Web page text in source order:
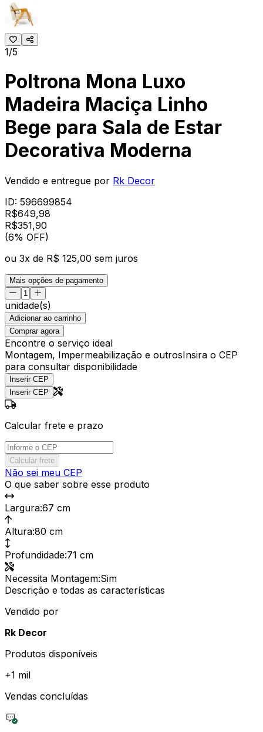
1/5
Poltrona Mona Luxo
Madeira Maciça Linho
Bege para Sala de Estar
Decorativa Moderna
Vendido e entregue por Rk Decor
ID: 596699854
R$649,98
R$351,90
(6% OFF)
ou 3x de R$ 125,00 sem juros
Mais opções de pagamento
unidade(s)
Adicionar ao carrinho
Comprar agora
Encontre o serviço ideal
Montagem, Impermeabilização e outrosInsira o CEP
para consultar disponibilidade
Inserir CEP
Inserir CEP
Calcular frete e prazo
Calcular frete
Não sei meu CEP
O que saber sobre esse produto
Largura:67 cm
Altura:80 cm
Profundidade:71 cm
Necessita Montagem:Sim
Descrição e todas as características
Vendido por
Rk Decor
Produtos disponíveis
+1 mil
Vendas concluídas